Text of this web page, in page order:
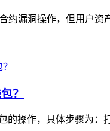
约漏洞操作，但用户
？
操作，具体步骤为